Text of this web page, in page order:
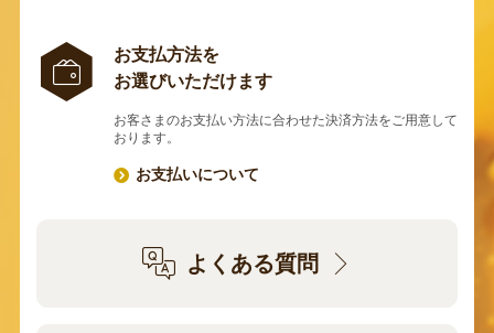
お支払方法を
お選びいただけます
お客さまのお支払い方法に合わせた決済方法をご用意して
おります。
お支払いについて
よくある質問